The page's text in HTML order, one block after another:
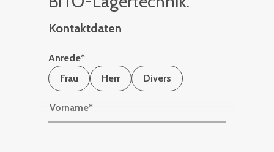
Kontaktdaten
Anrede*
Frau
Herr Divers
Vorname*